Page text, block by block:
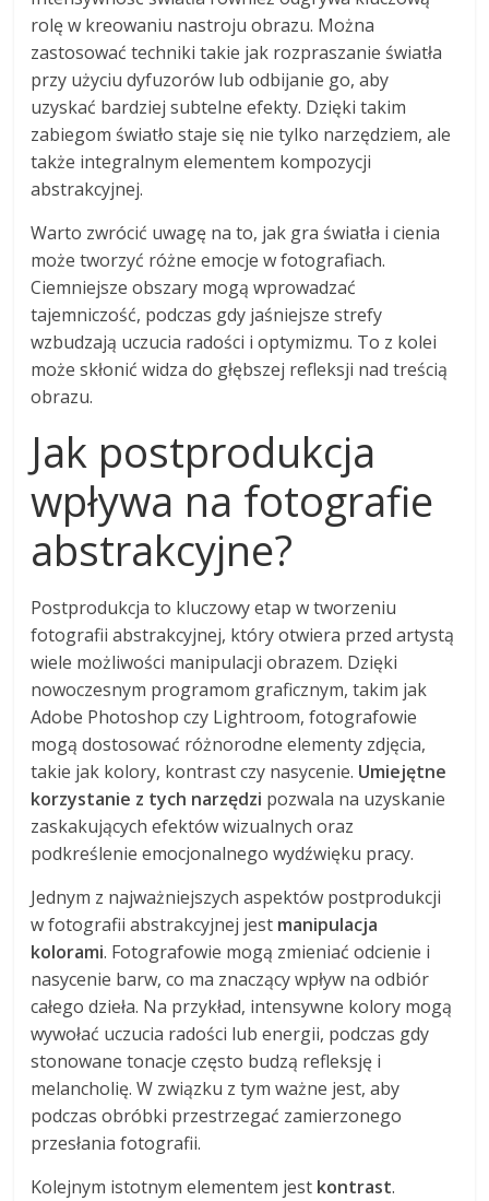
rolę w kreowaniu nastroju obrazu. Można
zastosować techniki takie jak rozpraszanie światła
przy użyciu dyfuzorów lub odbijanie go, aby
uzyskać bardziej subtelne efekty. Dzięki takim
zabiegom światło staje się nie tylko narzędziem, ale
także integralnym elementem kompozycji
abstrakcyjnej.
Warto zwrócić uwagę na to, jak gra światła i cienia
może tworzyć różne emocje w fotografiach.
Ciemniejsze obszary mogą wprowadzać
tajemniczość, podczas gdy jaśniejsze strefy
wzbudzają uczucia radości i optymizmu. To z kolei
może skłonić widza do głębszej refleksji nad treścią
obrazu.
Jak postprodukcja
wpływa na fotografie
abstrakcyjne?
Postprodukcja to kluczowy etap w tworzeniu
fotografii abstrakcyjnej, który otwiera przed artystą
wiele możliwości manipulacji obrazem. Dzięki
nowoczesnym programom graficznym, takim jak
Adobe Photoshop czy Lightroom, fotografowie
mogą dostosować różnorodne elementy zdjęcia,
takie jak kolory, kontrast czy nasycenie. Umiejętne
korzystanie z tych narzędzi pozwala na uzyskanie
zaskakujących efektów wizualnych oraz
podkreślenie emocjonalnego wydźwięku pracy.
Jednym z najważniejszych aspektów postprodukcji
w fotografii abstrakcyjnej jest manipulacja
kolorami. Fotografowie mogą zmieniać odcienie i
nasycenie barw, co ma znaczący wpływ na odbiór
całego dzieła. Na przykład, intensywne kolory mogą
wywołać uczucia radości lub energii, podczas gdy
stonowane tonacje często budzą refleksję i
melancholię. W związku z tym ważne jest, aby
podczas obróbki przestrzegać zamierzonego
przesłania fotografii.
Kolejnym istotnym elementem jest kontrast.